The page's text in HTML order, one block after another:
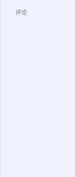
评论